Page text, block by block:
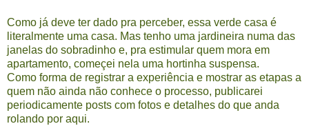
Como já deve ter dado pra perceber, essa verde casa é
literalmente uma casa. Mas tenho uma jardineira numa das
janelas do sobradinho e, pra estimular quem mora em
apartamento, começei nela uma hortinha suspensa.
Como forma de registrar a experiência e mostrar as etapas a
quem não ainda não conhece o processo, publicarei
periodicamente posts com fotos e detalhes do que anda
rolando por aqui.